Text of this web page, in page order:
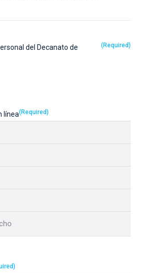
del Decanato de
(Required)
línea(Required)